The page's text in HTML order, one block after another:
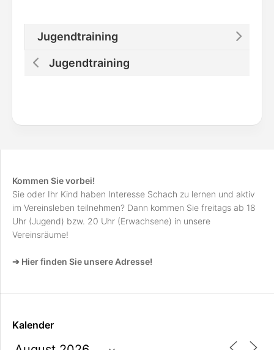
Jugendtraining
Jugendtraining
Kommen Sie vorbei!
Sie oder Ihr Kind haben Interesse Schach zu lernen und aktiv
im Vereinsleben teilnehmen? Dann kommen Sie freitags ab 18
Uhr (Jugend) bzw. 20 Uhr (Erwachsene) in unsere
Vereinsräume!
➔ Hier finden Sie unsere Adresse!
Kalender